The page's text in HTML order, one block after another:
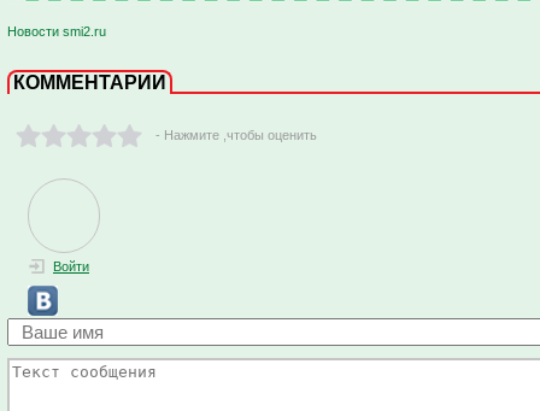
Новости smi2.ru
КОММЕНТАРИИ
- Нажмите ,чтобы оценить
Войти